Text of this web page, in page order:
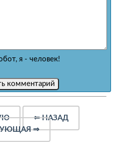
я - человек!
⇐НАЗАД
⇒